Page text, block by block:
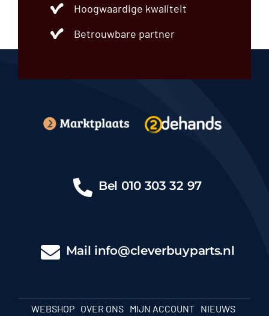
Hoogwaardige kwaliteit
Betrouwbare partner
Bel 010 303 32 97
Mail info@cleverbuyparts.nl
WEBSHOP OVER ONS MIJN ACCOUNT NIEUWS